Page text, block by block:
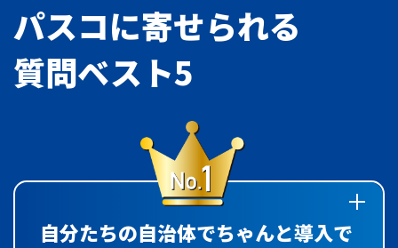
パスコに寄せられる
質問ベスト5
自分たちの自治体でちゃんと導入で